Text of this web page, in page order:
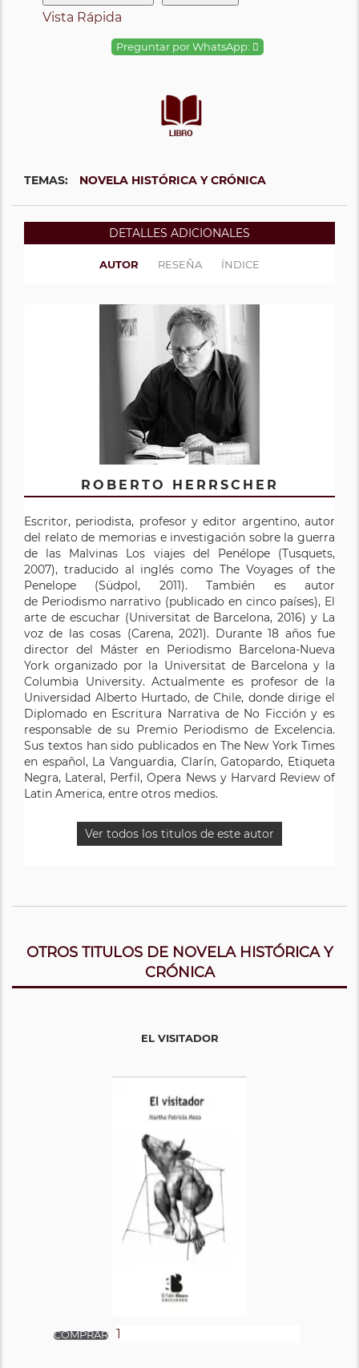
Vista Rápida
Preguntar por WhatsApp:
TEMAS: NOVELA HISTÓRICA Y CRÓNICA
DETALLES ADICIONALES
AUTOR RESEÑA ÍNDICE
ROBERTO HERRSCHER
Escritor, periodista, profesor y editor argentino, autor
del relato de memorias e investigación sobre la guerra
de las Malvinas Los viajes del Penélope (Tusquets,
2007), traducido al inglés como The Voyages of the
Penelope (Südpol, 2011). También es autor
de Periodismo narrativo (publicado en cinco países), El
arte de escuchar (Universitat de Barcelona, 2016) y La
voz de las cosas (Carena, 2021). Durante 18 años fue
director del Máster en Periodismo Barcelona-Nueva
York organizado por la Universitat de Barcelona y la
Columbia University. Actualmente es profesor de la
Universidad Alberto Hurtado, de Chile, donde dirige el
Diplomado en Escritura Narrativa de No Ficción y es
responsable de su Premio Periodismo de Excelencia.
Sus textos han sido publicados en The New York Times
en español, La Vanguardia, Clarín, Gatopardo, Etiqueta
Negra, Lateral, Perfil, Opera News y Harvard Review of
Latin America, entre otros medios.
Ver todos los titulos de este autor
OTROS TITULOS DE NOVELA HISTÓRICA Y
CRÓNICA
EL VISITADOR